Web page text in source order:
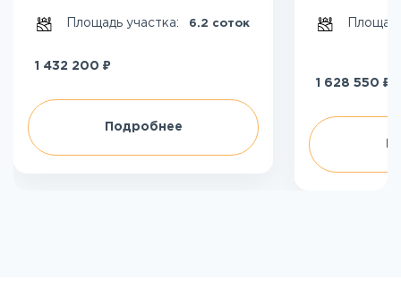
Площадь участка: 6.2 соток
1 432 200 ₽
Подробнее
1 628 550 ₽